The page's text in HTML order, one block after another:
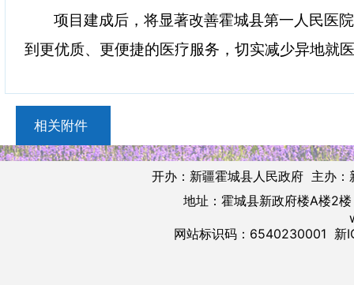
项目建成后，将显著改善霍城县第一人民医
到更优质、更便捷的医疗服务，切实减少异地就
相关附件
开办：新疆霍城县人民政府 主办
地址：霍城县新政府楼A楼
网站标识码：6540230001 新